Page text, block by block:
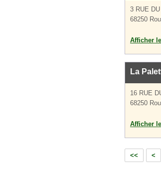
3 RUE
68250
Afficher
La
16 RUE
68250
Afficher
<< <